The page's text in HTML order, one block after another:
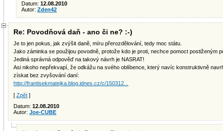
Datum: 12.08.2010
Autor: Zden42
Re: Povodňová daň - ano či ne? :-)
Je to jen pokus, jak zvýšit daně, míru přerozdělování, tedy moc státu.
Jako záminka se použijou povodně, protože kdo je proti, nechce pomoct postiženým
Jediná správná odpověď na takový návrh je NASRAT!
Asi nikoho nepřekvapí, že odkážu na svého oblíbence, který navíc konstruktivně
získat bez zvyšování daní:
http://frantisekmatejka.blog.idnes.cz/c/150312...
[ Zpět ]
Datum: 12.08.2010
Autor: Joe-CUBE